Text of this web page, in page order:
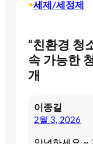
•세제/세정제
“친환경 청
속 가능한
개
이종길
2월 3, 2026